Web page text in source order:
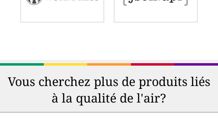
Vous cherchez plus de produits liés
à la qualité de l'air?